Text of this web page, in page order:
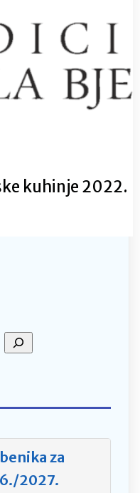
kuhinje 2022.
za
2027.